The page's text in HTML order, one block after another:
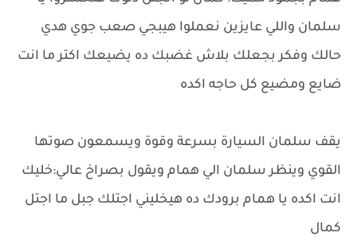
سلمان واللي عايزين نعملوا هيبجي صعب جوي هدي
حالك وفكر بجعلك بلاش غضبك ده يضيعك اكتر ما انت
ضايع ومضيع كل حاجه اكده
يقف سلمان السيارة بسرعة وقوة ويسمعون صوتها
القوي وينظر سلمان الي همام ويقول بصراخ عالي:خليك
انت اكده يا همام برودك ده هيخليني اجتلك جبل ما اجتل
كمال